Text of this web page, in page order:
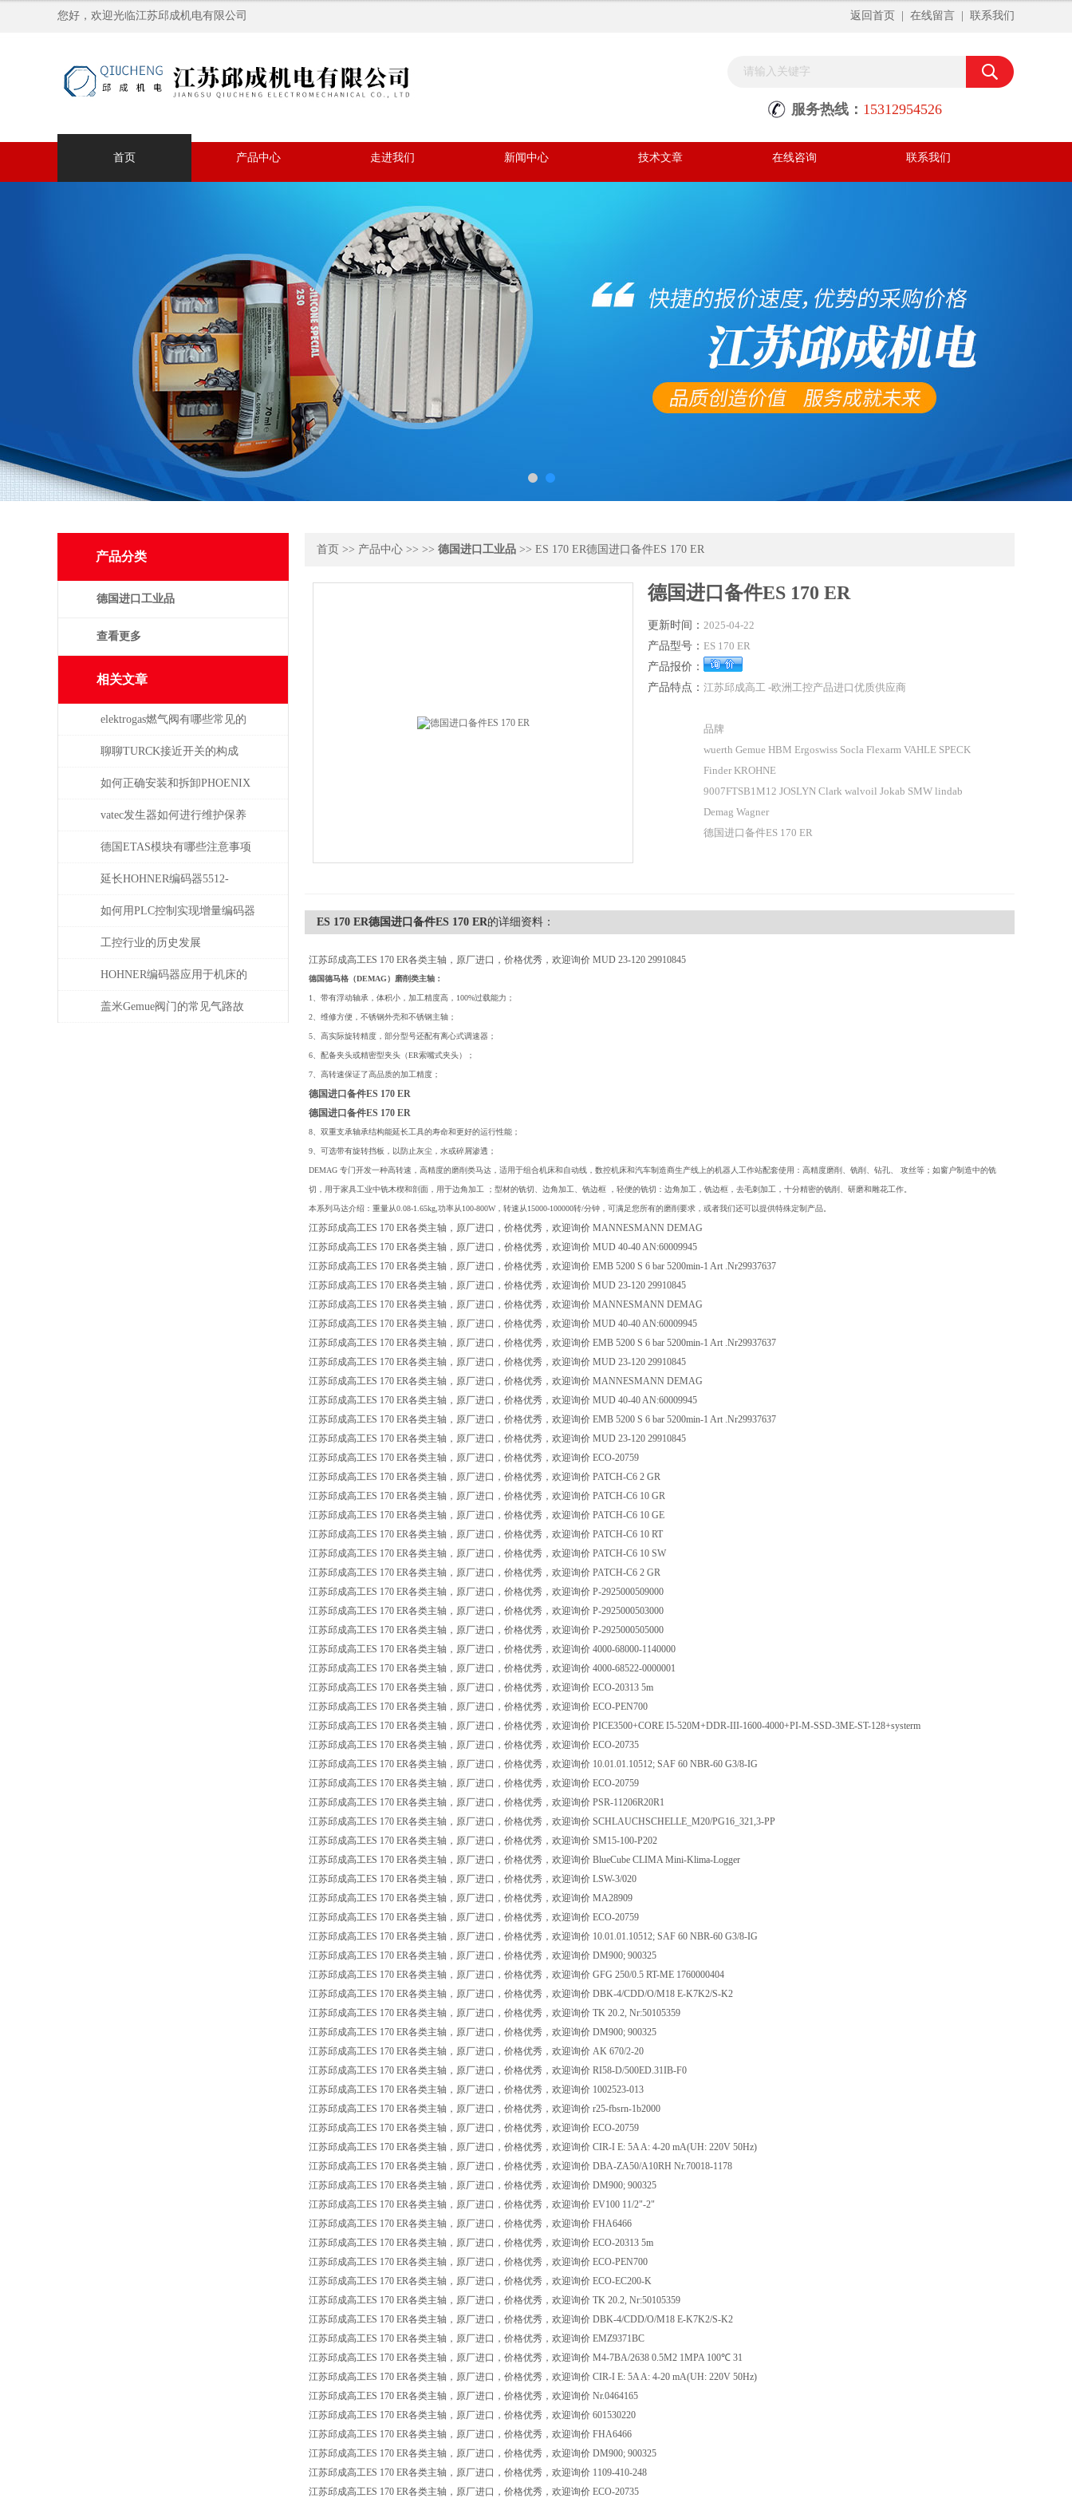
您好，欢迎光临江苏邱成机电有限公司 返回首页 在线留言 联系我们
服务热线： 15312954526
首页 产品中心 走进我们 新闻中心 技术文章 在线咨询 联系我们
产品分类
德国进口工业品
查看更多
相关文章
elektrogas燃气阀有哪些常见的
故障和问题
聊聊TURCK接近开关的构成
如何正确安装和拆卸PHOENIX
菲尼克斯连接器？
vatec发生器如何进行维护保养
德国ETAS模块有哪些注意事项
延长HOHNER编码器5512-
05FR-0800使用寿命的保养秘诀
如何用PLC控制实现增量编码器
的定位功能？
工控行业的历史发展
HOHNER编码器应用于机床的
位移测量和主轴控制
盖米Gemue阀门的常见气路故
首页 >> 产品中心 >> >> 德国进口工业品 >> ES 170 ER德国进口备件ES 170 ER
德国进口备件ES 170 ER
更新时间： 2025-04-22
产品型号： ES 170 ER
产品报价：
产品特点： 江苏邱成高工 -欧洲工控产品进口优质供应商
品牌
wuerth Gemue HBM Ergoswiss Socla Flexarm VAHLE SPECK
Finder KROHNE
9007FTSB1M12 JOSLYN Clark walvoil Jokab SMW lindab
Demag Wagner
德国进口备件ES 170 ER
ES 170 ER德国进口备件ES 170 ER的详细资料：
江苏邱成高工ES 170 ER各类主轴，原厂进口，价格优秀，欢迎询价 MUD 23-120 29910845
德国德马格（DEMAG）磨削类主轴：
1、带有浮动轴承，体积小，加工精度高，100%过载能力；
2、维修方便，不锈钢外壳和不锈钢主轴；
5、高实际旋转精度，部分型号还配有离心式调速器；
6、配备夹头或精密型夹头（ER索嘴式夹头）；
7、高转速保证了高品质的加工精度；
德国进口备件ES 170 ER
德国进口备件ES 170 ER
8、双重支承轴承结构能延长工具的寿命和更好的运行性能；
9、可选带有旋转挡板，以防止灰尘，水或碎屑渗透；
DEMAG 专门开发一种高转速，高精度的磨削类马达，适用于组合机床和自动线，数控机床和汽车制造商生产线上的机器人工作站配套使用：高精度磨削、铣削、钻孔、 攻丝等；如窗户制造中的铣
切，用于家具工业中铣木楔和剖面，用于边角加工 ；型材的铣切、边角加工、铣边框 ，轻便的铣切：边角加工，铣边框，去毛刺加工，十分精密的铣削、研磨和雕花工作。
本系列马达介绍：重量从0.08-1.65kg,功率从100-800W，转速从15000-100000转/分钟，可满足您所有的磨削要求，或者我们还可以提供特殊定制产品。
江苏邱成高工ES 170 ER各类主轴，原厂进口，价格优秀，欢迎询价 MANNESMANN DEMAG
江苏邱成高工ES 170 ER各类主轴，原厂进口，价格优秀，欢迎询价 MUD 40-40 AN:60009945
江苏邱成高工ES 170 ER各类主轴，原厂进口，价格优秀，欢迎询价 EMB 5200 S 6 bar 5200min-1 Art .Nr29937637
江苏邱成高工ES 170 ER各类主轴，原厂进口，价格优秀，欢迎询价 MUD 23-120 29910845
江苏邱成高工ES 170 ER各类主轴，原厂进口，价格优秀，欢迎询价 MANNESMANN DEMAG
江苏邱成高工ES 170 ER各类主轴，原厂进口，价格优秀，欢迎询价 MUD 40-40 AN:60009945
江苏邱成高工ES 170 ER各类主轴，原厂进口，价格优秀，欢迎询价 EMB 5200 S 6 bar 5200min-1 Art .Nr29937637
江苏邱成高工ES 170 ER各类主轴，原厂进口，价格优秀，欢迎询价 MUD 23-120 29910845
江苏邱成高工ES 170 ER各类主轴，原厂进口，价格优秀，欢迎询价 MANNESMANN DEMAG
江苏邱成高工ES 170 ER各类主轴，原厂进口，价格优秀，欢迎询价 MUD 40-40 AN:60009945
江苏邱成高工ES 170 ER各类主轴，原厂进口，价格优秀，欢迎询价 EMB 5200 S 6 bar 5200min-1 Art .Nr29937637
江苏邱成高工ES 170 ER各类主轴，原厂进口，价格优秀，欢迎询价 MUD 23-120 29910845
江苏邱成高工ES 170 ER各类主轴，原厂进口，价格优秀，欢迎询价 ECO-20759
江苏邱成高工ES 170 ER各类主轴，原厂进口，价格优秀，欢迎询价 PATCH-C6 2 GR
江苏邱成高工ES 170 ER各类主轴，原厂进口，价格优秀，欢迎询价 PATCH-C6 10 GR
江苏邱成高工ES 170 ER各类主轴，原厂进口，价格优秀，欢迎询价 PATCH-C6 10 GE
江苏邱成高工ES 170 ER各类主轴，原厂进口，价格优秀，欢迎询价 PATCH-C6 10 RT
江苏邱成高工ES 170 ER各类主轴，原厂进口，价格优秀，欢迎询价 PATCH-C6 10 SW
江苏邱成高工ES 170 ER各类主轴，原厂进口，价格优秀，欢迎询价 PATCH-C6 2 GR
江苏邱成高工ES 170 ER各类主轴，原厂进口，价格优秀，欢迎询价 P-2925000509000
江苏邱成高工ES 170 ER各类主轴，原厂进口，价格优秀，欢迎询价 P-2925000503000
江苏邱成高工ES 170 ER各类主轴，原厂进口，价格优秀，欢迎询价 P-2925000505000
江苏邱成高工ES 170 ER各类主轴，原厂进口，价格优秀，欢迎询价 4000-68000-1140000
江苏邱成高工ES 170 ER各类主轴，原厂进口，价格优秀，欢迎询价 4000-68522-0000001
江苏邱成高工ES 170 ER各类主轴，原厂进口，价格优秀，欢迎询价 ECO-20313 5m
江苏邱成高工ES 170 ER各类主轴，原厂进口，价格优秀，欢迎询价 ECO-PEN700
江苏邱成高工ES 170 ER各类主轴，原厂进口，价格优秀，欢迎询价 PICE3500+CORE I5-520M+DDR-III-1600-4000+PI-M-SSD-3ME-ST-128+systerm
江苏邱成高工ES 170 ER各类主轴，原厂进口，价格优秀，欢迎询价 ECO-20735
江苏邱成高工ES 170 ER各类主轴，原厂进口，价格优秀，欢迎询价 10.01.01.10512; SAF 60 NBR-60 G3/8-IG
江苏邱成高工ES 170 ER各类主轴，原厂进口，价格优秀，欢迎询价 ECO-20759
江苏邱成高工ES 170 ER各类主轴，原厂进口，价格优秀，欢迎询价 PSR-11206R20R1
江苏邱成高工ES 170 ER各类主轴，原厂进口，价格优秀，欢迎询价 SCHLAUCHSCHELLE_M20/PG16_321,3-PP
江苏邱成高工ES 170 ER各类主轴，原厂进口，价格优秀，欢迎询价 SM15-100-P202
江苏邱成高工ES 170 ER各类主轴，原厂进口，价格优秀，欢迎询价 BlueCube CLIMA Mini-Klima-Logger
江苏邱成高工ES 170 ER各类主轴，原厂进口，价格优秀，欢迎询价 LSW-3/020
江苏邱成高工ES 170 ER各类主轴，原厂进口，价格优秀，欢迎询价 MA28909
江苏邱成高工ES 170 ER各类主轴，原厂进口，价格优秀，欢迎询价 ECO-20759
江苏邱成高工ES 170 ER各类主轴，原厂进口，价格优秀，欢迎询价 10.01.01.10512; SAF 60 NBR-60 G3/8-IG
江苏邱成高工ES 170 ER各类主轴，原厂进口，价格优秀，欢迎询价 DM900; 900325
江苏邱成高工ES 170 ER各类主轴，原厂进口，价格优秀，欢迎询价 GFG 250/0.5 RT-ME 1760000404
江苏邱成高工ES 170 ER各类主轴，原厂进口，价格优秀，欢迎询价 DBK-4/CDD/O/M18 E-K7K2/S-K2
江苏邱成高工ES 170 ER各类主轴，原厂进口，价格优秀，欢迎询价 TK 20.2, Nr:50105359
江苏邱成高工ES 170 ER各类主轴，原厂进口，价格优秀，欢迎询价 DM900; 900325
江苏邱成高工ES 170 ER各类主轴，原厂进口，价格优秀，欢迎询价 AK 670/2-20
江苏邱成高工ES 170 ER各类主轴，原厂进口，价格优秀，欢迎询价 RI58-D/500ED.31IB-F0
江苏邱成高工ES 170 ER各类主轴，原厂进口，价格优秀，欢迎询价 1002523-013
江苏邱成高工ES 170 ER各类主轴，原厂进口，价格优秀，欢迎询价 r25-fbsrn-1b2000
江苏邱成高工ES 170 ER各类主轴，原厂进口，价格优秀，欢迎询价 ECO-20759
江苏邱成高工ES 170 ER各类主轴，原厂进口，价格优秀，欢迎询价 CIR-I E: 5A A: 4-20 mA(UH: 220V 50Hz)
江苏邱成高工ES 170 ER各类主轴，原厂进口，价格优秀，欢迎询价 DBA-ZA50/A10RH Nr.70018-1178
江苏邱成高工ES 170 ER各类主轴，原厂进口，价格优秀，欢迎询价 DM900; 900325
江苏邱成高工ES 170 ER各类主轴，原厂进口，价格优秀，欢迎询价 EV100 11/2"-2"
江苏邱成高工ES 170 ER各类主轴，原厂进口，价格优秀，欢迎询价 FHA6466
江苏邱成高工ES 170 ER各类主轴，原厂进口，价格优秀，欢迎询价 ECO-20313 5m
江苏邱成高工ES 170 ER各类主轴，原厂进口，价格优秀，欢迎询价 ECO-PEN700
江苏邱成高工ES 170 ER各类主轴，原厂进口，价格优秀，欢迎询价 ECO-EC200-K
江苏邱成高工ES 170 ER各类主轴，原厂进口，价格优秀，欢迎询价 TK 20.2, Nr:50105359
江苏邱成高工ES 170 ER各类主轴，原厂进口，价格优秀，欢迎询价 DBK-4/CDD/O/M18 E-K7K2/S-K2
江苏邱成高工ES 170 ER各类主轴，原厂进口，价格优秀，欢迎询价 EMZ9371BC
江苏邱成高工ES 170 ER各类主轴，原厂进口，价格优秀，欢迎询价 M4-7BA/2638 0.5M2 1MPA 100℃ 31
江苏邱成高工ES 170 ER各类主轴，原厂进口，价格优秀，欢迎询价 CIR-I E: 5A A: 4-20 mA(UH: 220V 50Hz)
江苏邱成高工ES 170 ER各类主轴，原厂进口，价格优秀，欢迎询价 Nr.0464165
江苏邱成高工ES 170 ER各类主轴，原厂进口，价格优秀，欢迎询价 601530220
江苏邱成高工ES 170 ER各类主轴，原厂进口，价格优秀，欢迎询价 FHA6466
江苏邱成高工ES 170 ER各类主轴，原厂进口，价格优秀，欢迎询价 DM900; 900325
江苏邱成高工ES 170 ER各类主轴，原厂进口，价格优秀，欢迎询价 1109-410-248
江苏邱成高工ES 170 ER各类主轴，原厂进口，价格优秀，欢迎询价 ECO-20735